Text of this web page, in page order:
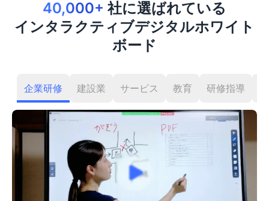
40,000+ 社に選ばれている
インタラクティブデジタルホワイト
ボード
企業研修 建設業 サービス 教育 研修指導